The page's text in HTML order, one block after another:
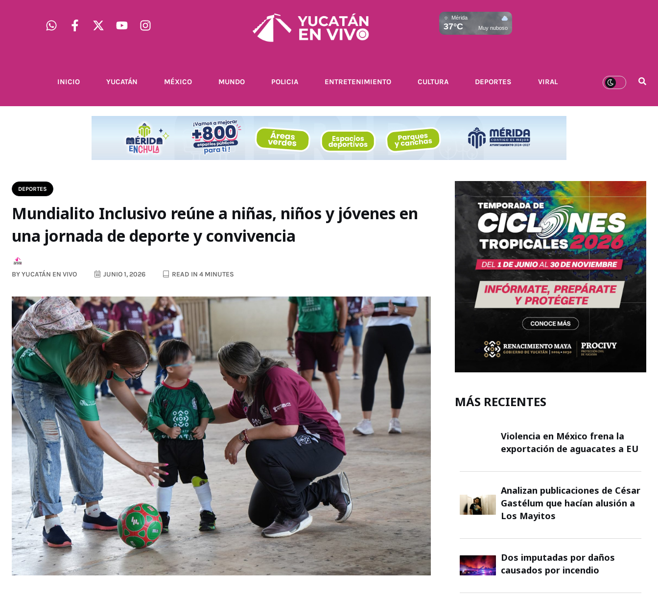
Mérida
37°C Muy nuboso
INICIO YUCATÁN MÉXICO MUNDO POLICIA ENTRETENIMIENTO CULTURA DEPORTES VIRAL
DEPORTES
Mundialito Inclusivo reúne a niñas, niños y jóvenes en
una jornada de deporte y convivencia
BYYUCATÁN EN VIVO JUNIO 1, 2026 READ IN 4 MINUTES
MÁS RECIENTES
Violencia en México frena la
exportación de aguacates a EU
Analizan publicaciones de César
Gastélum que hacían alusión a
Los Mayitos
Dos imputadas por daños
causados por incendio